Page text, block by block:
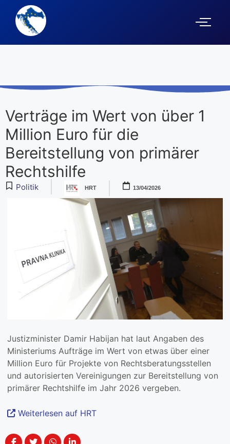
Verträge im Wert von über 1
Million Euro für die
Bereitstellung von primärer
Rechtshilfe
Politik HRT 13/04/2026
Justizminister Damir Habijan hat laut Angaben des
Ministeriums Aufträge im Wert von etwas über einer
Million Euro für Projekte von Rechtsberatungsstellen
und autorisierten Vereinigungen zur Bereitstellung von
primärer Rechtshilfe im Jahr 2026 vergeben.
Weiterlesen auf HRT